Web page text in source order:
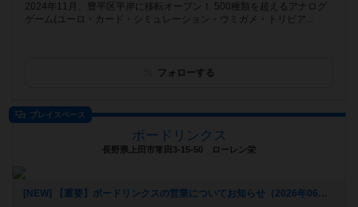
2024年11月、豊平区平岸に移転オープン！ 500種類を超えるアナログ
ゲーム(ユーロ・カード・シミュレーション・ウミガメ・トリビア...
フォローする
プレイスペース
ボードリンクス
長野県上田市常田3-15-50 ローレン栄
[NEW] 【重要】ボードリンクスの営業についてお知らせ（2026年06月23日 13時10分）